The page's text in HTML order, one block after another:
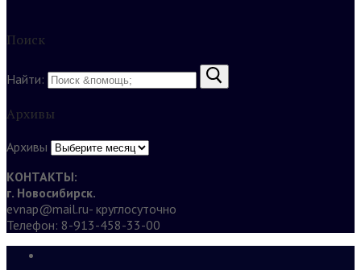
Поиск
Найти:
Архивы
Архивы
КОНТАКТЫ:
г. Новосибирск.
evnap@mail.ru- круглосуточно
Телефон: 8-913-458-33-00